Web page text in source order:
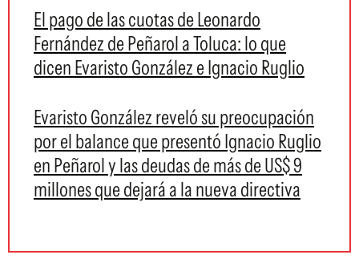
El pago de las cuotas de Leonardo
Fernández de Peñarol a Toluca: lo que
dicen Evaristo González e Ignacio Ruglio
Evaristo González reveló su preocupación
por el balance que presentó Ignacio Ruglio
en Peñarol y las deudas de más de US$ 9
millones que dejará a la nueva directiva